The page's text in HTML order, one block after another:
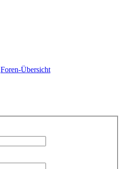
Foren-Übersicht